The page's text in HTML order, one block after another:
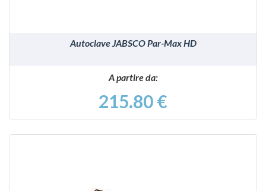
Autoclave JABSCO Par-Max HD
A partire da:
215.80 €